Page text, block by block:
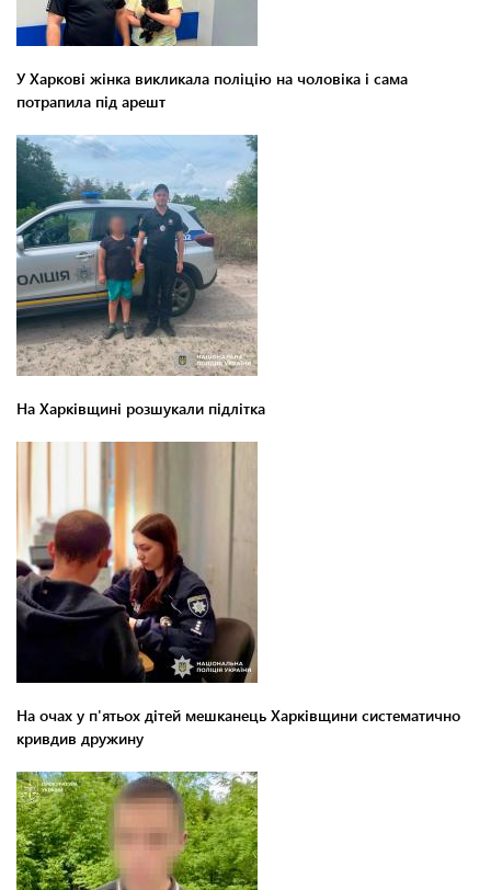
У Харкові жінка викликала поліцію на чоловіка і сама
потрапила під арешт
На Харківщині розшукали підлітка
На очах у п'ятьох дітей мешканець Харківщини систематично
кривдив дружину